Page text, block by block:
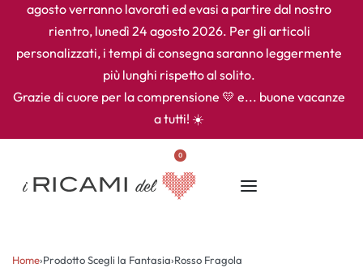
agosto verranno lavorati ed evasi a partire dal nostro
rientro, lunedì 24 agosto 2026. Per gli articoli
personalizzati, i tempi di consegna saranno leggermente
più lunghi rispetto al solito.
Grazie di cuore per la comprensione 💛 e... buone vacanze
a tutti! ☀️
0
Home›Prodotto Scegli la Fantasia›Rosso Fragola